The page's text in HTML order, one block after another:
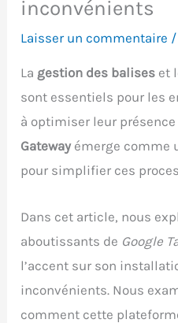
inconvénients
Laisser un commentaire
La gestion des balises et
sont essentiels pour les
à optimiser leur
Gatewayémerge comme
pour simplifier ces
Dans cet article, nous
aboutissants de Google
l’accent sur son
inconvénients. Nous
comment cette